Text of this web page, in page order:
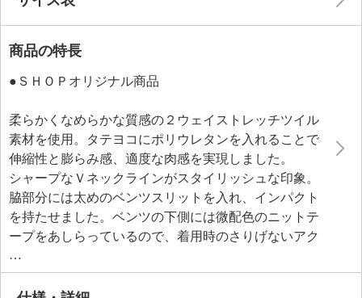
商品の特長
●ＳＨＯＰオリジナル商品
柔らかくなめらかな質感の２ウェイストレッチツイル
素材を使用。タテヨコにポリウレタンを入れることで
伸縮性と膨らみ感、適度な肉感を実現しました。
シャープなＶネックラインがスタイリッシュな印象。
脇部分には太めのベンツスリットを入れ、インパクト
を持たせました。ベンツの下側には微配色のニットテ
ープをあしらっているので、着用時のさりげないアク
セントに。着丈は前後差があり、すっきりとした見た
目でありながら、ウエスト周りやヒップ周りをさりげ
なくカバーしてくれるのもポイントです。